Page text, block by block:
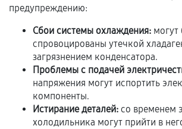
Расширенная гарантия
В некоторых случаях возможно
расширенной гарантии. Стоимость,
условия продления
фиксируются в документах.
предупреждению:
Сбои системы охлаждения: могут
спровоцированы утечкой
загрязнением конденсатора.
Проблемы с подачей
напряжения могут испортить
компоненты.
Истирание деталей: со временем
холодильника могут прийти в